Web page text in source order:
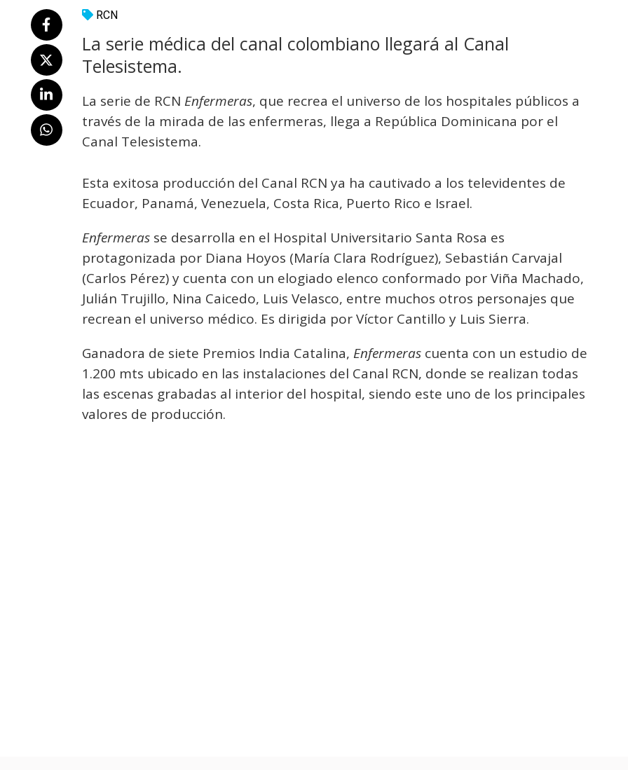
RCN
La serie médica del canal colombiano llegará al Canal
Telesistema.
La serie de RCN Enfermeras, que recrea el universo de los hospitales públicos a
través de la mirada de las enfermeras, llega a República Dominicana por el
Canal Telesistema.
Esta exitosa producción del Canal RCN ya ha cautivado a los televidentes de
Ecuador, Panamá, Venezuela, Costa Rica, Puerto Rico e Israel.
Enfermeras se desarrolla en el Hospital Universitario Santa Rosa es
protagonizada por Diana Hoyos (María Clara Rodríguez), Sebastián Carvajal
(Carlos Pérez) y cuenta con un elogiado elenco conformado por Viña Machado,
Julián Trujillo, Nina Caicedo, Luis Velasco, entre muchos otros personajes que
recrean el universo médico. Es dirigida por Víctor Cantillo y Luis Sierra.
Ganadora de siete Premios India Catalina, Enfermeras cuenta con un estudio de
1.200 mts ubicado en las instalaciones del Canal RCN, donde se realizan todas
las escenas grabadas al interior del hospital, siendo este uno de los principales
valores de producción.